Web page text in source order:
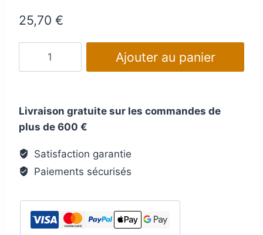
25,70 €
Fiamma
Ajouter au panier
Livraison gratuite sur les commandes de
plus de 600 €
Satisfaction garantie
Paiements sécurisés